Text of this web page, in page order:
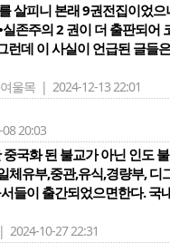
살피니 본래 9권전집이었으
존주의 2 권이 더 출판되어
런데 이 사실이 언급된 글들
여울목 | 2024-12-13 22:01
20:03
국화 된 불교가 아닌 인도
체유부,중관,유식,경량부, 디
들이 출간되었으면한다. 국
10-27 22:31